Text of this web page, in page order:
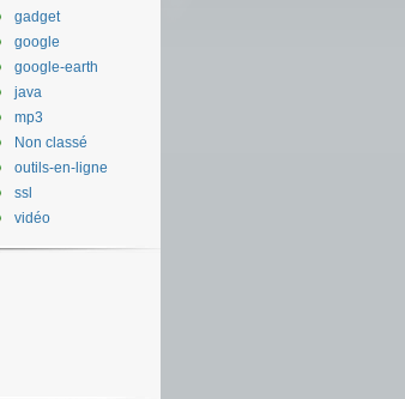
gadget
google
google-earth
java
mp3
Non classé
outils-en-ligne
ssl
vidéo